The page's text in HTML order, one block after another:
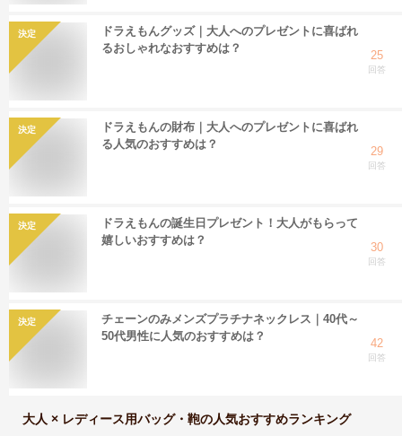
決定
ドラえもんグッズ｜大人へのプレゼントに喜ばれ
るおしゃれなおすすめは？
25
回答
決定
ドラえもんの財布｜大人へのプレゼントに喜ばれ
る人気のおすすめは？
29
回答
決定
ドラえもんの誕生日プレゼント！大人がもらって
嬉しいおすすめは？
30
回答
決定
チェーンのみメンズプラチナネックレス｜40代～
50代男性に人気のおすすめは？
42
回答
大人 × レディース用バッグ・鞄の人気おすすめランキング